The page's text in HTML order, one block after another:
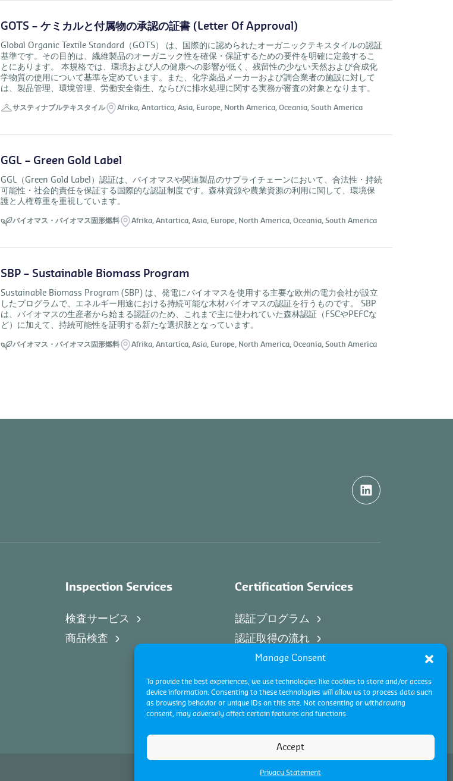
Manage Consent
To provide the best experiences, we use technologies like cookies to store and/or access
device information. Consenting to these technologies will allow us to process data such
as browsing behavior or unique IDs on this site. Not consenting or withdrawing
consent, may adversely affect certain features and functions.
Accept
Privacy Statement
GOTS – ケミカルと付属物の承認の証書 (Letter Of Approval)
Global Organic Textile Standard（GOTS） は、国際的に認められたオーガニックテキスタイルの認証
基準です。その目的は、繊維製品のオーガニック性を確保・保証するための要件を明確に定義するこ
とにあります。 本規格では、環境および人の健康への影響が低く、残留性の少ない天然および合成化
学物質の使用について基準を定めています。また、化学薬品メーカーおよび調合業者の施設に対して
は、製品管理、環境管理、労働安全衛生、ならびに排水処理に関する実務が審査の対象となります。
サスティナブルテキスタイル Afrika, Antartica, Asia, Europe, North America, Oceania, South America
GGL – Green Gold Label
GGL（Green Gold Label）認証は、バイオマスや関連製品のサプライチェーンにおいて、合法性・持続
可能性・社会的責任を保証する国際的な認証制度です。森林資源や農業資源の利用に関して、環境保
護と人権尊重を重視しています。
バイオマス・バイオマス固形燃料 Afrika, Antartica, Asia, Europe, North America, Oceania, South America
SBP – Sustainable Biomass Program
Sustainable Biomass Program (SBP) は、発電にバイオマスを使用する主要な欧州の電力会社が設立
したプログラムで、エネルギー用途における持続可能な木材バイオマスの認証を行うものです。 SBP
は、バイオマスの生産者から始まる認証のため、これまで主に使われていた森林認証（FSCやPEFCな
ど）に加えて、持続可能性を証明する新たな選択肢となっています。
バイオマス・バイオマス固形燃料 Afrika, Antartica, Asia, Europe, North America, Oceania, South America
Inspection Services
検査サービス
商品検査
Certification Services
認証プログラム
認証取得の流れ